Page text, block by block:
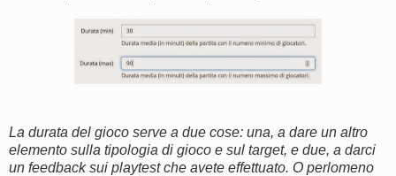
La durata del gioco serve a due cose: una, a dare un altro
elemento sulla tipologia di gioco e sul target, e due, a darci
un feedback sui playtest che avete effettuato. O perlomeno